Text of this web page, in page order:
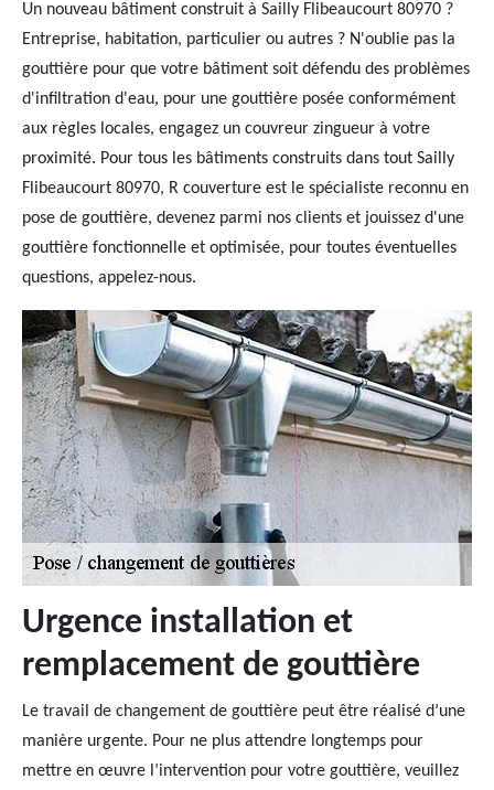
Un nouveau bâtiment construit à Sailly Flibeaucourt 80970 ?
Entreprise, habitation, particulier ou autres ? N'oublie pas la
gouttière pour que votre bâtiment soit défendu des problèmes
d'infiltration d'eau, pour une gouttière posée conformément
aux règles locales, engagez un couvreur zingueur à votre
proximité. Pour tous les bâtiments construits dans tout Sailly
Flibeaucourt 80970, R couverture est le spécialiste reconnu en
pose de gouttière, devenez parmi nos clients et jouissez d'une
gouttière fonctionnelle et optimisée, pour toutes éventuelles
questions, appelez-nous.
Urgence installation et
remplacement de gouttière
Le travail de changement de gouttière peut être réalisé d’une
manière urgente. Pour ne plus attendre longtemps pour
mettre en œuvre l’intervention pour votre gouttière, veuillez